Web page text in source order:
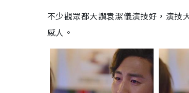
不少觀眾都大讚袁潔儀演技好，演技
感人。